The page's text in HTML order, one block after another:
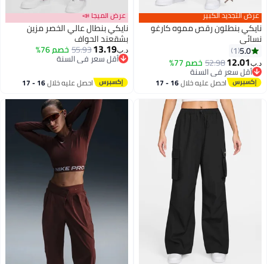
التجديد الكبير
بنطلون رقص مموه كارغو
5.0
1
12.01
52.98خصم 77%
أقل سعر في السنة
أقل سعر في السنة
احصل عليه خلال 16 - 17
عرض الميجا 📣
نايكي بنطال عالي الخصر مزين
بشقعند الحواف
د.ب‏13.19
55.93خصم 76%
أقل سعر في السنة
أقل سعر في السنة
احصل عليه خلال 16 - 17